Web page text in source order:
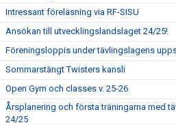
Intressant föreläsning via RF-SISU
Ansökan till utvecklingslandslaget 24/25!
Föreningsloppis under tävlingslagens
Sommarstängt Twisters kansli
Open Gym och classes v. 25-26
Årsplanering och första träningarna med
24/25